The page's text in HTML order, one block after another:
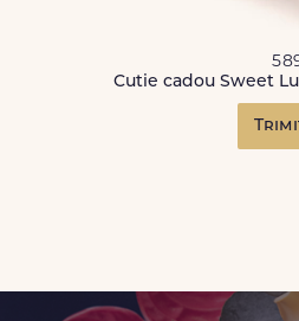
Cutie cadou Sweet